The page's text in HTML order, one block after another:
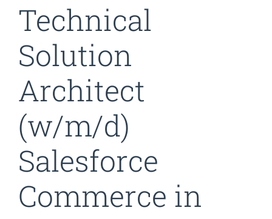
Technical
Solution
Architect
(w/m/d)
Salesforce
Commerce in